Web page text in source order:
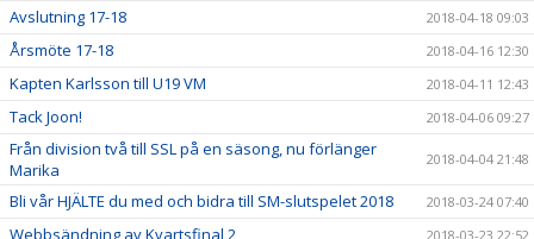
Avslutning 17-18 2018-04-18 09:03
Årsmöte 17-18 2018-04-16 12:30
Kapten Karlsson till U19 VM 2018-04-11 12:43
Tack Joon! 2018-04-06 09:27
Från division två till SSL på en säsong, nu förlänger
Marika
2018-04-04 21:48
Bli vår HJÄLTE du med och bidra till SM-slutspelet 2018 2018-03-24 07:40
Webbsändning av Kvartsfinal 2 2018-03-23 22:52